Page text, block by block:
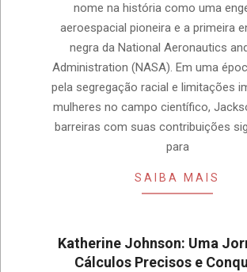
nome na história como uma
aeroespacial pioneira e a primeira
negra da National Aeronautics
Administration (NASA). Em uma
pela segregação racial e limitações
mulheres no campo científico,
barreiras com suas contribuições
para
SAIBA MAIS
Katherine Johnson: Uma
Cálculos Precisos e